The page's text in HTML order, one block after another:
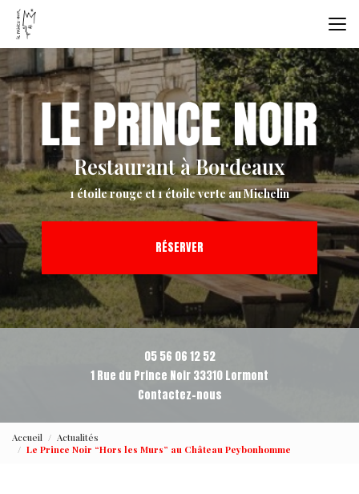
Aller
contenu
principal
Restaurant à Bordeaux
1 étoile rouge et 1 étoile verte au Michelin
RÉSERVER
05 56 06 12 52
1 Rue du Prince Noir 33310 Lormont
Contactez-nous
Accueil
Actualités
Le Prince Noir “Hors les Murs” au Château Peybonhomme